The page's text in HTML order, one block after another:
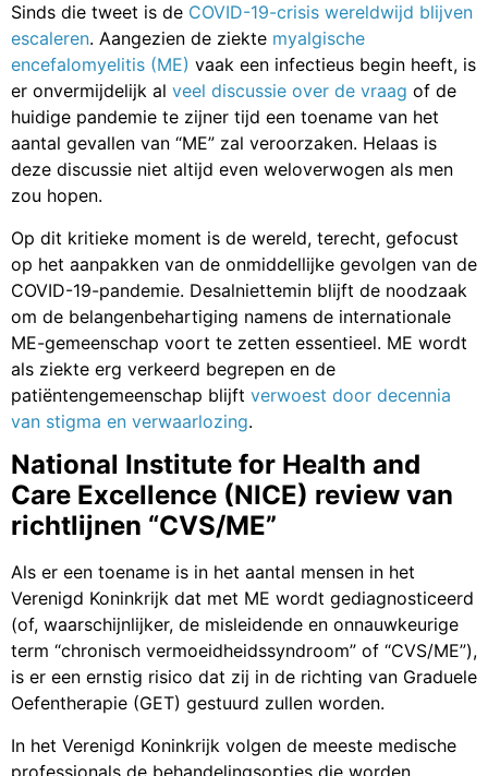
Sinds die tweet is de COVID-19-crisis wereldwijd blijven
escaleren. Aangezien de ziekte myalgische
encefalomyelitis (ME) vaak een infectieus begin heeft, is
er onvermijdelijk al veel discussie over de vraag of de
huidige pandemie te zijner tijd een toename van het
aantal gevallen van “ME” zal veroorzaken. Helaas is
deze discussie niet altijd even weloverwogen als men
zou hopen.
Op dit kritieke moment is de wereld, terecht, gefocust
op het aanpakken van de onmiddellijke gevolgen van de
COVID-19-pandemie. Desalniettemin blijft de noodzaak
om de belangenbehartiging namens de internationale
ME-gemeenschap voort te zetten essentieel. ME wordt
als ziekte erg verkeerd begrepen en de
patiëntengemeenschap blijft verwoest door decennia
van stigma en verwaarlozing.
National Institute for Health and
Care Excellence (NICE) review van
richtlijnen “CVS/ME”
Als er een toename is in het aantal mensen in het
Verenigd Koninkrijk dat met ME wordt gediagnosticeerd
(of, waarschijnlijker, de misleidende en onnauwkeurige
term “chronisch vermoeidheidssyndroom” of “CVS/ME”),
is er een ernstig risico dat zij in de richting van Graduele
Oefentherapie (GET) gestuurd zullen worden.
In het Verenigd Koninkrijk volgen de meeste medische
professionals de behandelingsopties die worden